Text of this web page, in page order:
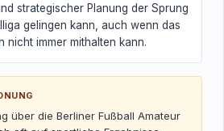
strategischer Planung der Sprung
gelingen kann, auch wenn das
nicht immer mithalten kann.
über die Berliner Fußball Amateur